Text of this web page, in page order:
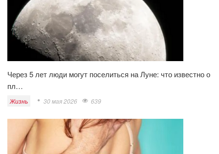
Через 5 лет люди могут поселиться на Луне: что известно о
пл…
Жизнь 30 мая 2026 639